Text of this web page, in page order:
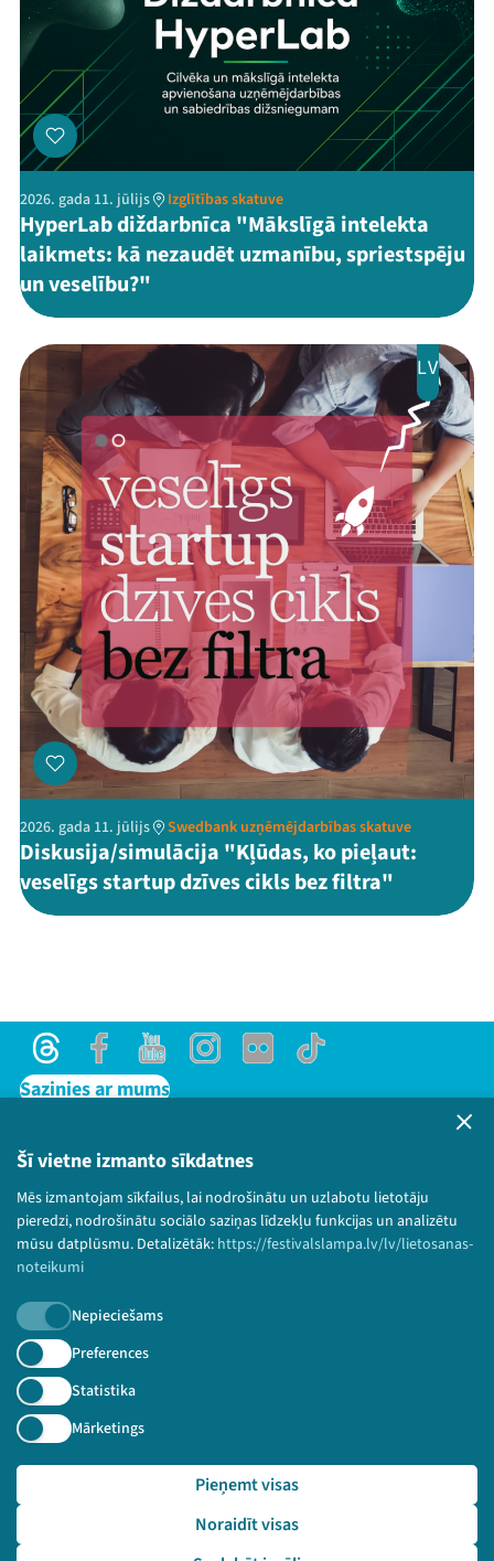
Šī vietne izmanto sīkdatnes
Mēs izmantojam sīkfailus, lai nodrošinātu un uzlabotu lietotāju
pieredzi, nodrošinātu sociālo saziņas līdzekļu funkcijas un analizētu
mūsu datplūsmu. Detalizētāk: https://festivalslampa.lv/lv/lietosanas-
noteikumi
Nepieciešams
Preferences
Statistika
Mārketings
Noraidīt visas
Pieņemt visas
ThreadsFacebookYoutube
X Instagram
Flick TikTok
2026. gada 11. jūlijs Izglītības skatuve
HyperLab diždarbnīca "Mākslīgā intelekta
laikmets: kā nezaudēt uzmanību, spriestspēju
un veselību?"
LV
2026. gada 11. jūlijs Swedbank uzņēmējdarbības skatuve
Diskusija/simulācija "Kļūdas, ko pieļaut:
veselīgs startup dzīves cikls bez filtra"
ThreadsFacebookYoutubeInstagram
Flick TikTok
Sazinies ar mums
Lietošanas noteikumi un sīkdatņu politika
Bērnu aizsardzības politika
© 2026 Sarunu festivāls LAMPA Visas tiesības
paturētas.
Piesakies jaunumiem!
Nepalaid garām aktuālāko informāciju!
Pieteikties
🔗 https://festivalslampa.lv/lv/video-arhivs/2803